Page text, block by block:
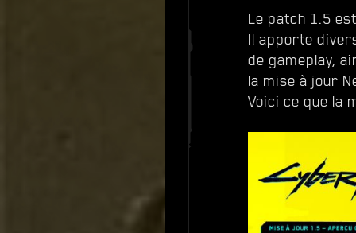
Le patch 1.5
Il apporte
de gameplay,
la mise à jour
Voici ce que la